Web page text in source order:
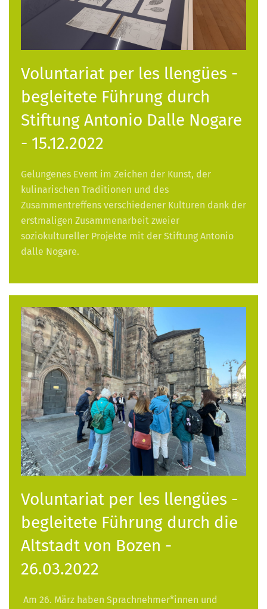
Voluntariat per les llengües -
begleitete Führung durch
Stiftung Antonio Dalle Nogare
- 15.12.2022
Gelungenes Event im Zeichen der Kunst, der
kulinarischen Traditionen und des
Zusammentreffens verschiedener Kulturen dank der
erstmaligen Zusammenarbeit zweier
soziokultureller Projekte mit der Stiftung Antonio
dalle Nogare.
Voluntariat per les llengües -
begleitete Führung durch die
Altstadt von Bozen -
26.03.2022
Am 26. März haben Sprachnehmer*innen und